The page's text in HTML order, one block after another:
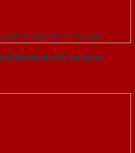
Melamine P1 van kem